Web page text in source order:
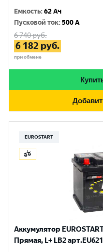
Емкость:62 Ач
Пусковой ток:500 A
6 740руб.
6 182 руб.
при обмене
EUROSTART
Аккумулятор
Прямая, L+ LB2 арт.EU621